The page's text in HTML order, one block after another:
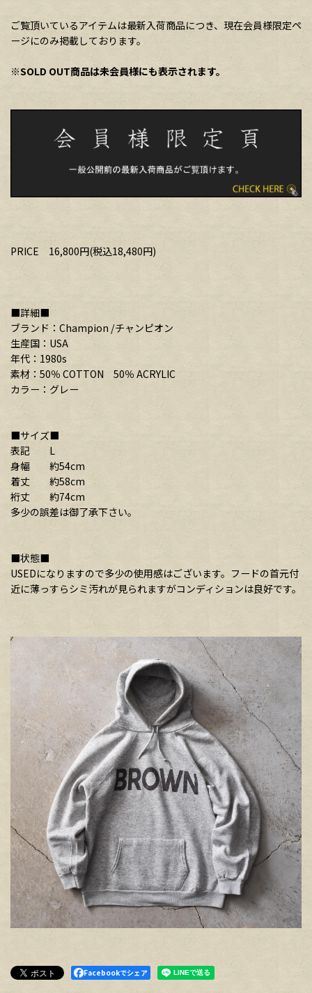
ご覧頂いているアイテムは最新入荷商品につき、現在会員様限定ペ
ージにのみ掲載しております。
※SOLD OUT商品は未会員様にも表示されます。
PRICE 16,800円(税込18,480円)
■詳細■
ブランド：Champion /チャンピオン
生産国：USA
年代：1980s
素材：50％ COTTON 50％ ACRYLIC
カラー：グレー
■サイズ■
表記 L
身幅 約54cm
着丈 約58cm
裄丈 約74cm
多少の誤差は御了承下さい。
■状態■
USEDになりますので多少の使用感はございます。フードの首元付
近に薄っすらシミ汚れが見られますがコンディションは良好です。
Facebookでシェア